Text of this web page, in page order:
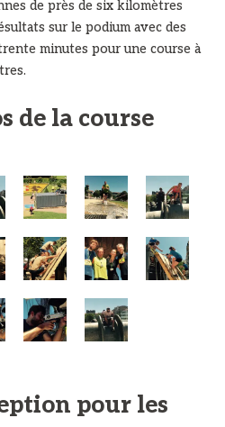
de près de six kilomètres
sur le podium avec des
minutes pour une course à
de la course
pour les